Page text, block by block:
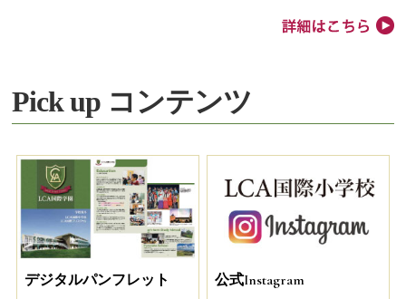
Pick up コンテンツ
デジタルパンフレット 公式Instagram